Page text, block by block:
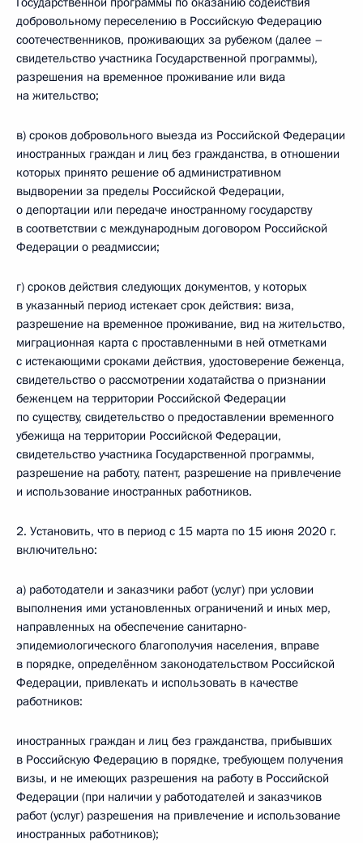
добровольному переселению в Российскую Федерацию
соотечественников, проживающих за рубежом (далее –
свидетельство участника Государственной программы),
разрешения на временное проживание или вида
на жительство;
в) сроков добровольного выезда из Российской Федерации
иностранных граждан и лиц без гражданства, в отношении
которых принято решение об административном
выдворении за пределы Российской Федерации,
о депортации или передаче иностранному государству
в соответствии с международным договором Российской
Федерации о реадмиссии;
г) сроков действия следующих документов, у которых
в указанный период истекает срок действия: виза,
разрешение на временное проживание, вид на жительство,
миграционная карта с проставленными в ней отметками
с истекающими сроками действия, удостоверение беженца,
свидетельство о рассмотрении ходатайства о признании
беженцем на территории Российской Федерации
по существу, свидетельство о предоставлении временного
убежища на территории Российской Федерации,
свидетельство участника Государственной программы,
разрешение на работу, патент, разрешение на привлечение
и использование иностранных работников.
2. Установить, что в период с 15 марта по 15 июня 2020 г.
включительно:
а) работодатели и заказчики работ (услуг) при условии
выполнения ими установленных ограничений и иных мер,
направленных на обеспечение санитарно-
эпидемиологического благополучия населения, вправе
в порядке, определённом законодательством Российской
Федерации, привлекать и использовать в качестве
работников:
иностранных граждан и лиц без гражданства, прибывших
в Российскую Федерацию в порядке, требующем получения
визы, и не имеющих разрешения на работу в Российской
Федерации (при наличии у работодателей и заказчиков
работ (услуг) разрешения на привлечение и использование
иностранных работников);